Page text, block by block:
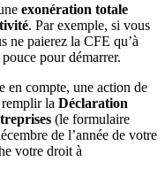
exonération totale
. Par exemple, si vous
ne paierez la CFE qu’à
pour démarrer.
en compte, une action de
la Déclaration
(le formulaire
de l’année de votre
votre droit à